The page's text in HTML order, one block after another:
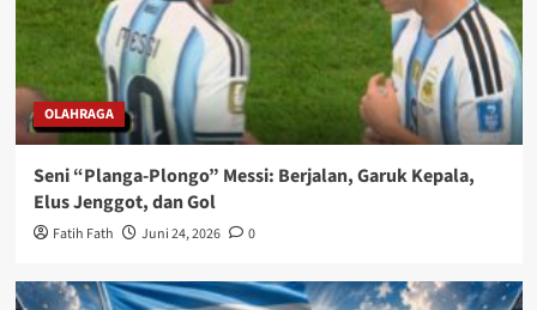
OLAHRAGA
Seni “Planga-Plongo” Messi: Berjalan, Garuk Kepala,
Elus Jenggot, dan Gol
Fatih Fath Juni 24, 2026 0